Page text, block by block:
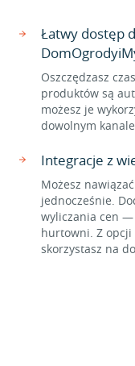
Łatwy dostęp
Oszczędzasz
produktów są
możesz je
dowolnym
Integracje z
Możesz
jednocześnie.
wyliczania cen
hurtowni. Z
skorzystasz na